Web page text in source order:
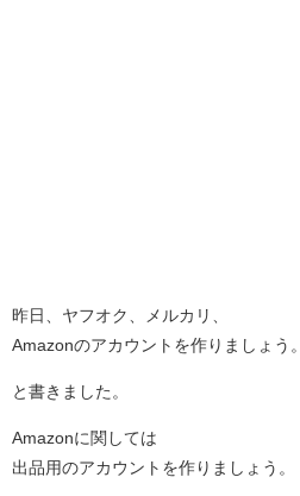
昨日、ヤフオク、メルカリ、
Amazonのアカウントを作りましょう。
と書きました。
Amazonに関しては
出品用のアカウントを作りましょう。